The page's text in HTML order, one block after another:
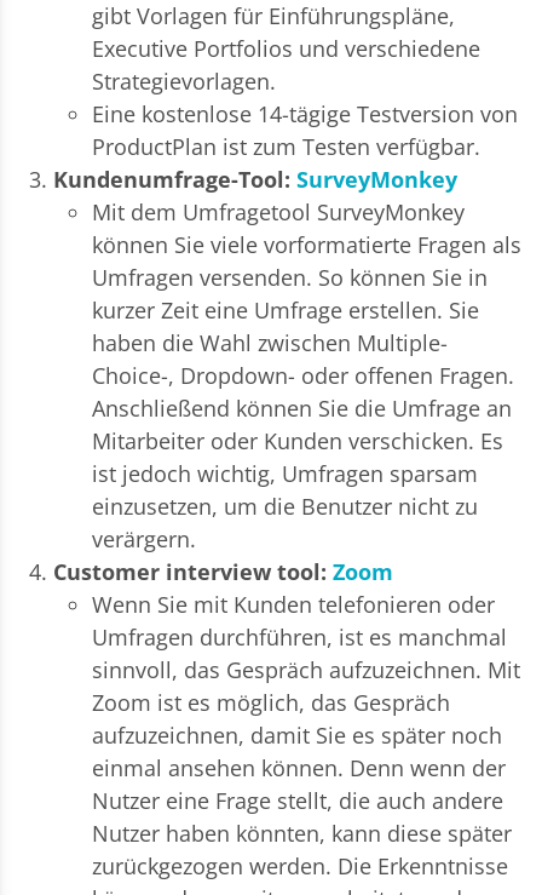
gibt Vorlagen für Einführungspläne,
Executive Portfolios und verschiedene
Strategievorlagen.
Eine kostenlose 14-tägige Testversion von
ProductPlan ist zum Testen verfügbar.
Kundenumfrage-Tool: SurveyMonkey
Mit dem Umfragetool SurveyMonkey
können Sie viele vorformatierte Fragen als
Umfragen versenden. So können Sie in
kurzer Zeit eine Umfrage erstellen. Sie
haben die Wahl zwischen Multiple-
Choice-, Dropdown- oder offenen Fragen.
Anschließend können Sie die Umfrage an
Mitarbeiter oder Kunden verschicken. Es
ist jedoch wichtig, Umfragen sparsam
einzusetzen, um die Benutzer nicht zu
verärgern.
Customer interview tool: Zoom
Wenn Sie mit Kunden telefonieren oder
Umfragen durchführen, ist es manchmal
sinnvoll, das Gespräch aufzuzeichnen. Mit
Zoom ist es möglich, das Gespräch
aufzuzeichnen, damit Sie es später noch
einmal ansehen können. Denn wenn der
Nutzer eine Frage stellt, die auch andere
Nutzer haben könnten, kann diese später
zurückgezogen werden. Die Erkenntnisse